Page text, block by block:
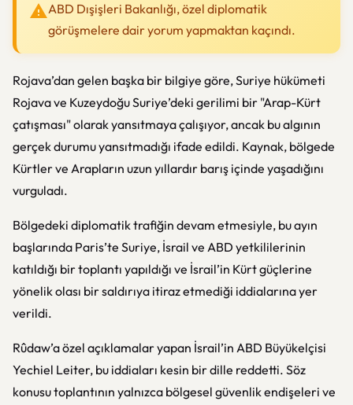
ABD Dışişleri Bakanlığı, özel diplomatik
görüşmelere dair yorum yapmaktan kaçındı.
Rojava’dan gelen başka bir bilgiye göre, Suriye hükümeti
Rojava ve Kuzeydoğu Suriye’deki gerilimi bir "Arap-Kürt
çatışması" olarak yansıtmaya çalışıyor, ancak bu algının
gerçek durumu yansıtmadığı ifade edildi. Kaynak, bölgede
Kürtler ve Arapların uzun yıllardır barış içinde yaşadığını
vurguladı.
Bölgedeki diplomatik trafiğin devam etmesiyle, bu ayın
başlarında Paris’te Suriye, İsrail ve ABD yetkililerinin
katıldığı bir toplantı yapıldığı ve İsrail’in Kürt güçlerine
yönelik olası bir saldırıya itiraz etmediği iddialarına yer
verildi.
Rûdaw’a özel açıklamalar yapan İsrail’in ABD Büyükelçisi
Yechiel Leiter, bu iddiaları kesin bir dille reddetti. Söz
konusu toplantının yalnızca bölgesel güvenlik endişeleri ve